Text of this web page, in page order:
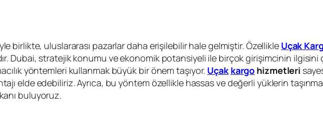
birlikte, uluslararası pazarlar daha erişilebilir hale gelmiştir. Özellikle Uçak
Dubai, stratejik konumu ve ekonomik potansiyeli ile birçok girişimcinin ilgisini
yöntemleri kullanmak büyük bir önem taşıyor. Uçak kargo hizmetleri
elde edebiliriz. Ayrıca, bu yöntem özellikle hassas ve değerli yüklerin
buluyoruz.